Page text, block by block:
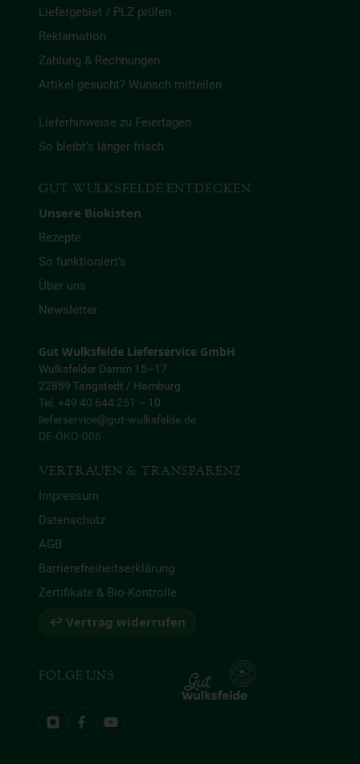
Liefergebiet / PLZ prüfen
Reklamation
Zahlung & Rechnungen
Artikel gesucht? Wunsch mitteilen
Lieferhinweise zu Feiertagen
So bleibt’s länger frisch
GUT WULKSFELDE ENTDECKEN
Unsere Biokisten
Rezepte
So funktioniert’s
Über uns
Newsletter
Gut Wulksfelde Lieferservice GmbH
Wulksfelder Damm 15–17
22889 Tangstedt / Hamburg
Tel. +49 40 644 251 – 10
lieferservice@gut-wulksfelde.de
DE-ÖKO-006
VERTRAUEN & TRANSPARENZ
Impressum
Datenschutz
AGB
Barrierefreiheitserklärung
Zertifikate & Bio-Kontrolle
↩ Vertrag widerrufen
FOLGE UNS